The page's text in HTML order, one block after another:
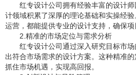
红专设计公司拥有经验丰富的设计
计领域积累了深厚的理论基础和实操经
运营，都能提供专业的设计支持，确保项
2.精准的市场定位与需求分析
红专设计公司通过深入研究目标市
出符合市场需求的设计方案。这种精准
抓住市场机遇，实现高回报。